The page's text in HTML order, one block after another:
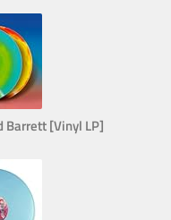
Barrett [Vinyl LP]